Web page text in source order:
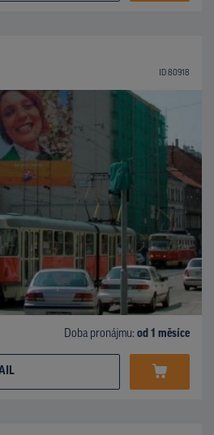
ID 80918
Doba pronájmu: od 1 měsíce